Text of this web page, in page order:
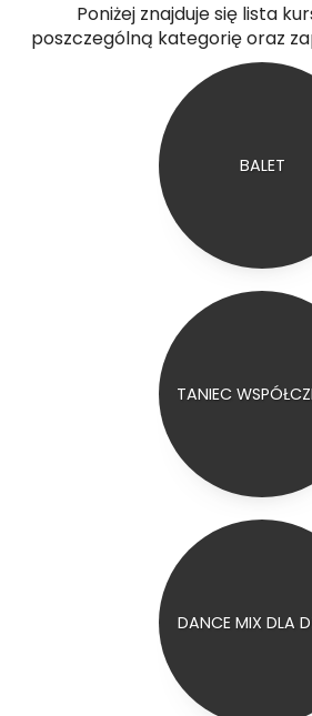
Poniżej znajduje się lista
poszczególną kategorię oraz
BALET
TANIEC
DANCE MIX DLA